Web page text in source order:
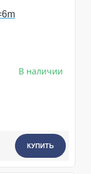
В наличии
КУПИТЬ